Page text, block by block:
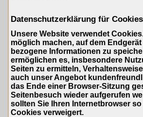
Datenschutzerklärung für Cookies
Unsere Website verwendet
möglich machen, auf dem
bezogene Informationen zu
ermöglichen es, insbesondere
Seiten zu ermitteln,
auch unser Angebot
das Ende einer Browser-Sitzung
Seitenbesuch wieder aufgerufen
sollten Sie Ihren Internetbrowser
Cookies verweigert.